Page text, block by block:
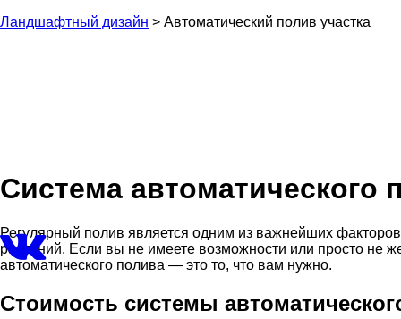
Ландшафтный дизайн > Автоматический полив участка
Система автоматического
Регулярный полив является одним из важнейших
растений. Если вы не имеете возможности или просто не
автоматического полива — это то, что вам нужно.
Стоимость системы